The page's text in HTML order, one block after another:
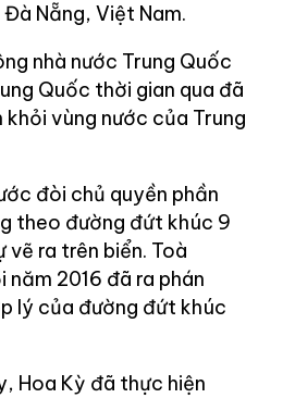
Nẵng, Việt Nam.
nhà nước Trung Quốc
Quốc thời gian qua đã
vùng nước của Trung
đòi chủ quyền phần
theo đường đứt khúc 9
ra trên biển. Toà
2016 đã ra phán
lý của đường đứt khúc
Hoa Kỳ đã thực hiện